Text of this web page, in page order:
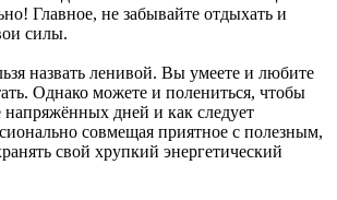
Главное, не забывайте отдыхать и
силы.
назвать ленивой. Вы умеете и любите
Однако можете и полениться, чтобы
напряжённых дней и как следует
совмещая приятное с полезным,
свой хрупкий энергетический